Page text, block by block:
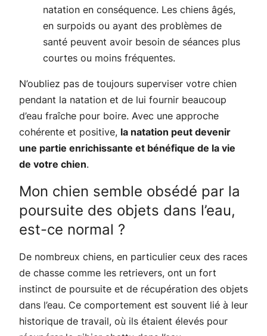
natation en conséquence. Les chiens âgés,
en surpoids ou ayant des problèmes de
santé peuvent avoir besoin de séances plus
courtes ou moins fréquentes.
N’oubliez pas de toujours superviser votre chien
pendant la natation et de lui fournir beaucoup
d’eau fraîche pour boire. Avec une approche
cohérente et positive, la natation peut devenir
une partie enrichissante et bénéfique de la vie
de votre chien.
Mon chien semble obsédé par la
poursuite des objets dans l’eau,
est-ce normal ?
De nombreux chiens, en particulier ceux des races
de chasse comme les retrievers, ont un fort
instinct de poursuite et de récupération des objets
dans l’eau. Ce comportement est souvent lié à leur
historique de travail, où ils étaient élevés pour